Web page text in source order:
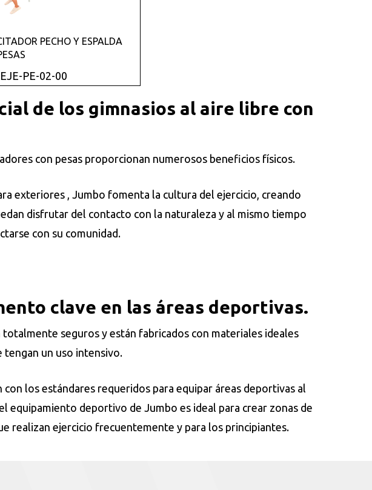
Añadir
PECHO Y ESPALDA
PE-02-00
de los gimnasios al aire libre con
con pesas proporcionan numerosos beneficios físicos.
exteriores , Jumbo fomenta la cultura del ejercicio, creando
disfrutar del contacto con la naturaleza y al mismo tiempo
con su comunidad.
clave en las áreas deportivas.
seguros y están fabricados con materiales ideales
tengan un uso intensivo.
los estándares requeridos para equipar áreas deportivas al
equipamiento deportivo de Jumbo es ideal para crear zonas de
realizan ejercicio frecuentemente y para los principiantes.